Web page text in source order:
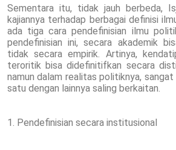
Sementara itu, tidak jauh berbeda,
kajiannya terhadap berbagai definisi
ada tiga cara pendefinisian ilmu
pendefinisian ini, secara akademik
tidak secara empirik. Artinya,
teroritik bisa didefinitifkan secara
namun dalam realitas politiknya,
satu dengan lainnya saling berkaitan.
1. Pendefinisian secara institusional